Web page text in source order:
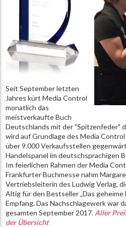
Seit September letzten
Jahres kürt Media Control
monatlich das
meistverkaufte Buch
Deutschlands mit der "Spitzenfeder"
wird auf Grundlage des Media
über 9.000 Verkaufsstellen
Handelspanel im deutschsprachigen
Im feierlichen Rahmen der Media
Frankfurter Buchmesse nahm
Vertriebsleiterin des Ludwig Verlag,
Altig für den Bestseller „Das
Empfang. Das Nachschlagewerk war
gesamten September 2017. Aller
der Übersicht